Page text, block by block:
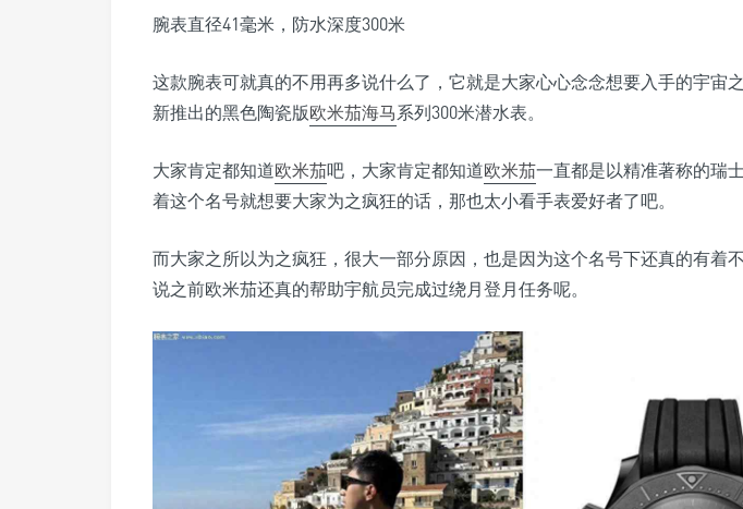
腕表直径41毫米，防水深度300米
这款腕表可就真的不用再多说什么了，它就是大家心心念念想要入手的宇宙
新推出的黑色陶瓷版欧米茄海马系列300米潜水表。
大家肯定都知道欧米茄吧，大家肯定都知道欧米茄一直都是以精准著称的瑞
着这个名号就想要大家为之疯狂的话，那也太小看手表爱好者了吧。
而大家之所以为之疯狂，很大一部分原因，也是因为这个名号下还真的有着
说之前欧米茄还真的帮助宇航员完成过绕月登月任务呢。